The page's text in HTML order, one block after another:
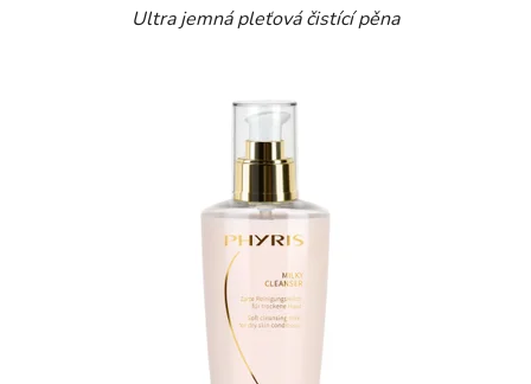
Ultra jemná pleťová čistící pěna